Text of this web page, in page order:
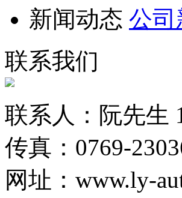
新闻动态 公司
联系我们
联系人：阮先生
传真：0769-
网址：www.ly-